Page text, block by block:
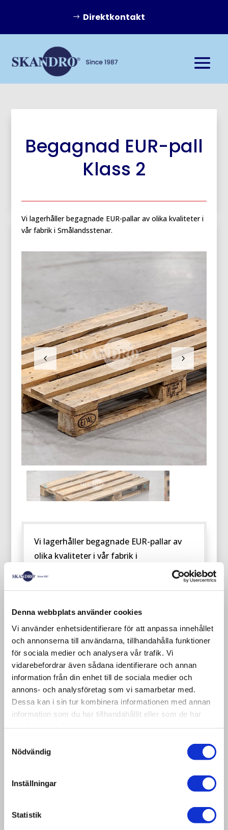
Denna webbplats använder cookies
Vi använder enhetsidentifierare för att anpassa innehållet
och annonserna till användarna, tillhandahålla funktioner
för sociala medier och analysera vår trafik. Vi
vidarebefordrar även sådana identifierare och annan
information från din enhet till de sociala medier och
annons- och analysföretag som vi samarbetar med.
Dessa kan i sin tur kombinera informationen med annan
information som du har tillhandahållit eller som de har
Nödvändig
Inställningar
Statistik
Direktkontakt
Begagnad EUR-pall
Klass 2
Vi lagerhåller begagnade EUR-pallar av olika kvaliteter i
vår fabrik i Smålandsstenar.
Vi lagerhåller begagnade EUR-pallar av
olika kvaliteter i vår fabrik i
Begagnad EUR-pall Klass 2
Beg. EUR-Pall, Ljus Klass 2, ISPM15